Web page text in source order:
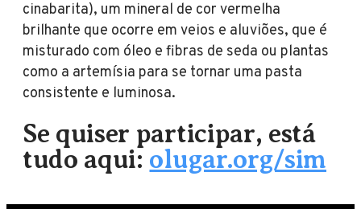
cinabarita), um mineral de cor vermelha
brilhante que ocorre em veios e aluviões, que é
misturado com óleo e fibras de seda ou plantas
como a artemísia para se tornar uma pasta
consistente e luminosa.
Se quiser participar, está
tudo aqui: olugar.org/sim